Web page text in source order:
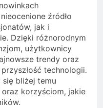
źródło
jak i
Dzięki różnorodnym
użytkownicy
trendy oraz
technologii.
bliżej temu
korzyściom, jakie